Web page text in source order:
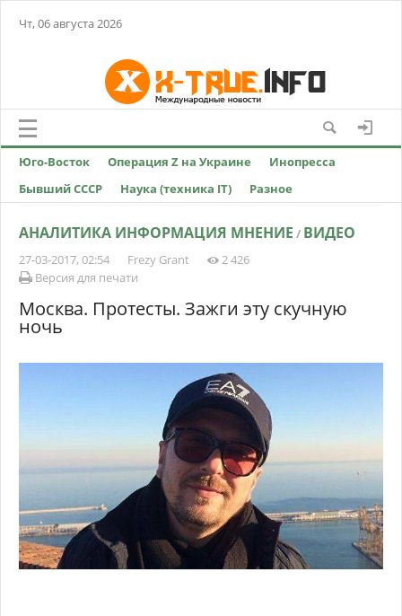
Чт, 06 августа 2026
Юго-Восток Операция Z на Украине
Инопресса
Бывший СССР
Наука (техника IT) Разное
АНАЛИТИКА ИНФОРМАЦИЯ МНЕНИЕ / ВИДЕО
27-03-2017, 02:54 Frezy Grant
2 426
Версия для печати
Москва. Протесты. Зажги эту скучную
ночь